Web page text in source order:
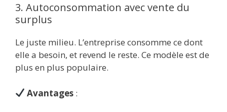
3. Autoconsommation avec vente du
surplus
Le juste milieu. L’entreprise consomme ce dont
elle a besoin, et revend le reste. Ce modèle est de
plus en plus populaire.
Avantages :